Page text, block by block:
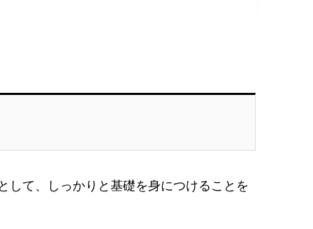
して、しっかりと基礎を身につけることを